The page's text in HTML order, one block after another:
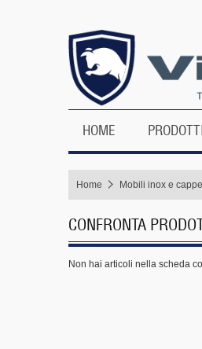
HOME PRODOTTI
Home Mobili inox e cappe
CONFRONTA
Non hai articoli nella scheda